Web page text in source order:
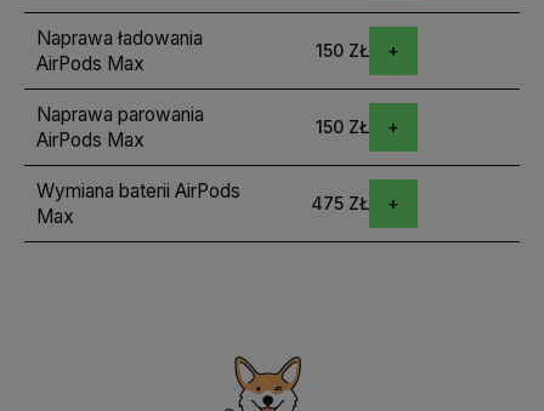
Naprawa ładowania
AirPods Max
150 ZŁ
Naprawa parowania
AirPods Max
150 ZŁ
Wymiana baterii AirPods
Max
475 ZŁ